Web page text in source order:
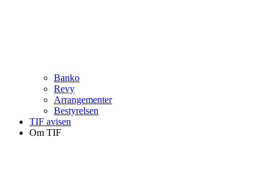
Banko
Revy
Arrangementer
Bestyrelsen
TIF avisen
Om TIF